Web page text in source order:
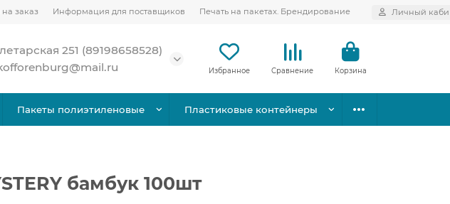
заказ Информация для поставщиков Печать на пакетах. Брендирование Личный
251 (89198658528)
Избранное Сравнение Корзина
Пакеты полиэтиленовые Пластиковые контейнеры
бамбук 100шт